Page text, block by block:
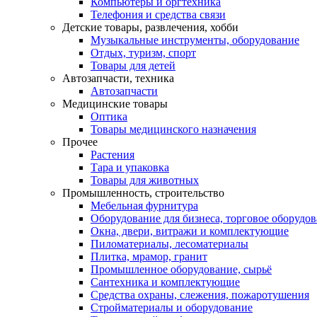
Телефония и средства связи
Детские товары, развлечения, хобби
Музыкальные инструменты, оборудование
Отдых, туризм, спорт
Товары для детей
Автозапчасти, техника
Автозапчасти
Медицинские товары
Оптика
Товары медицинского назначения
Прочее
Растения
Тара и упаковка
Товары для животных
Промышленность, строительство
Мебельная фурнитура
Оборудование для бизнеса, торговое
Окна, двери, витражи и комплектующие
Пиломатериалы, лесоматериалы
Плитка, мрамор, гранит
Промышленное оборудование, сырьё
Сантехника и комплектующие
Средства охраны, слежения, пожаротушения
Стройматериалы и оборудование